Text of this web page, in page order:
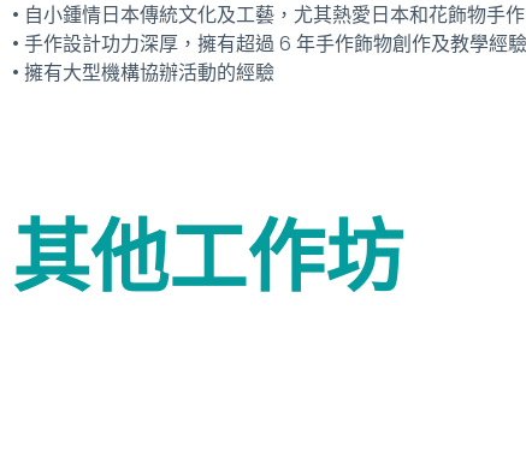
• 自小鍾情日本傳統文化及工藝，尤其熱愛日本和花飾物手作
• 手作設計功力深厚，擁有超過 6 年手作飾物創作及教學經驗
• 擁有大型機構協辦活動的經驗
其他工作坊